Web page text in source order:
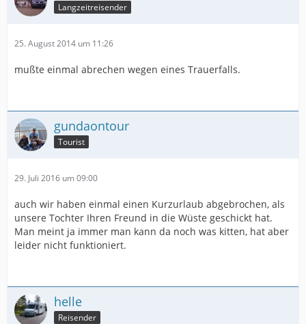
Langzeitreisender
25. August 2014 um 11:26
mußte einmal abrechen wegen eines Trauerfalls.
gundaontour
Tourist
29. Juli 2016 um 09:00
auch wir haben einmal einen Kurzurlaub abgebrochen, als
unsere Tochter Ihren Freund in die Wüste geschickt hat.
Man meint ja immer man kann da noch was kitten, hat aber
leider nicht funktioniert.
helle
Reisender